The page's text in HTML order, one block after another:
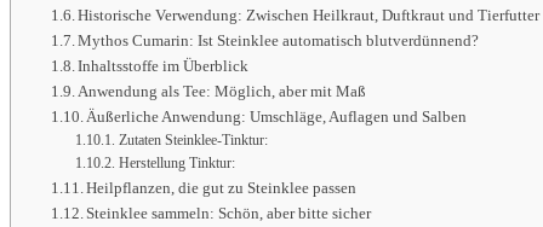
Historische Verwendung: Zwischen Heilkraut, Duftkraut und Tierfutter
Mythos Cumarin: Ist Steinklee automatisch blutverdünnend?
Inhaltsstoffe im Überblick
Anwendung als Tee: Möglich, aber mit Maß
Äußerliche Anwendung: Umschläge, Auflagen und Salben
Zutaten Steinklee-Tinktur:
Herstellung Tinktur:
Heilpflanzen, die gut zu Steinklee passen
Steinklee sammeln: Schön, aber bitte sicher